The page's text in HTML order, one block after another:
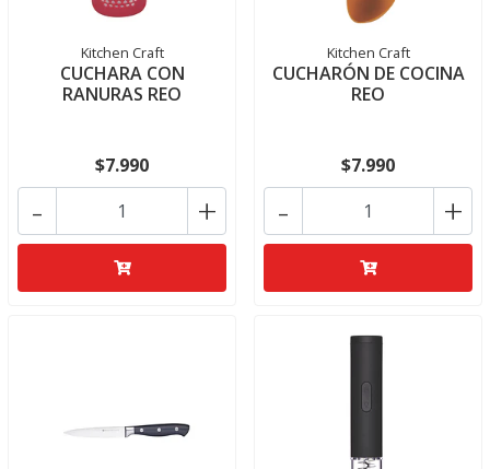
Kitchen Craft
CUCHARA CON
RANURAS REO
$7.990
+
-
Kitchen Craft
CUCHARÓN DE COCINA
REO
$7.990
+
-